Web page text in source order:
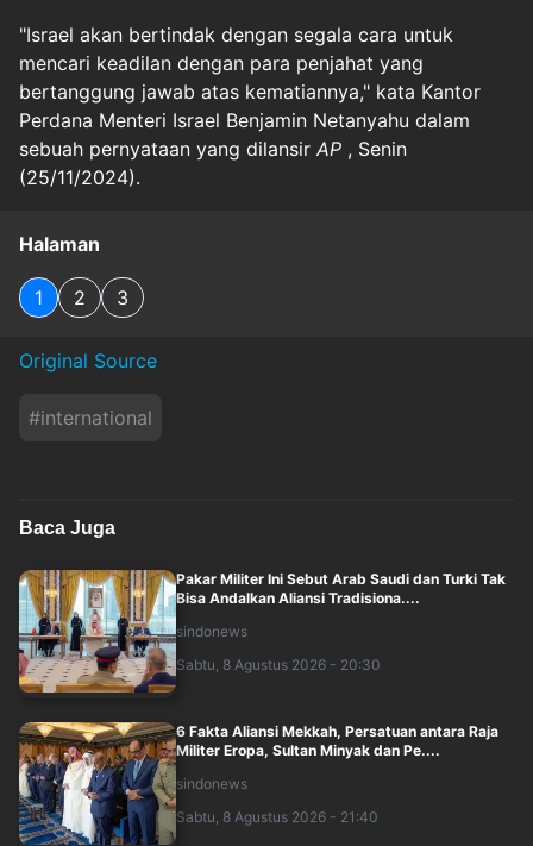
"Israel akan bertindak dengan segala cara untuk
mencari keadilan dengan para penjahat yang
bertanggung jawab atas kematiannya," kata Kantor
Perdana Menteri Israel Benjamin Netanyahu dalam
sebuah pernyataan yang dilansir AP , Senin
(25/11/2024).
Halaman
1 2 3
Original Source
#international
Baca Juga
Pakar Militer Ini Sebut Arab Saudi dan Turki Tak
Bisa Andalkan Aliansi Tradisiona....
sindonews
Sabtu, 8 Agustus 2026 - 20:30
6 Fakta Aliansi Mekkah, Persatuan antara Raja
Militer Eropa, Sultan Minyak dan Pe....
sindonews
Sabtu, 8 Agustus 2026 - 21:40